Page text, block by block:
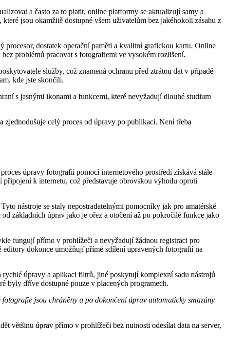
a často za to platit, online platformy se aktualizují samy a
jsou okamžitě dostupné všem uživatelům bez jakéhokoli zásahu z
dostatek operační paměti a kvalitní grafickou kartu. Online
problémů pracovat s fotografiemi ve vysokém rozlišení.
služby, což znamená ochranu před ztrátou dat v případě
kde jste skončili.
s jasnými ikonami a funkcemi, které nevyžadují dlouhé studium
celý proces od úpravy po publikaci. Není třeba
úpravy fotografií pomocí internetového prostředí získává stále
k internetu, což představuje obrovskou výhodu oproti
nástroje se staly nepostradatelnými pomocníky jak pro amatérské
základních úprav jako je ořez a otočení až po pokročilé funkce jako
fungují přímo v prohlížeči a nevyžadují žádnou registraci pro
editory dokonce umožňují přímé sdílení upravených fotografií na
rychlé úpravy a aplikaci filtrů, jiné poskytují komplexní sadu nástrojů
byly dříve dostupné pouze v placených programech.
fotografie jsou chráněny a po dokončení úprav automaticky smazány
většinu úprav přímo v prohlížeči bez nutnosti odesílat data na server,